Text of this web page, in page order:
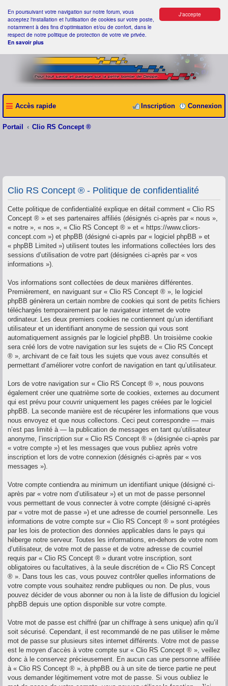
J'accepte
En poursuivant votre navigation sur notre forum, vous
acceptez l'installation et l'utilisation de cookies sur votre poste,
notamment à des fins d'optimisation et/ou de confort, dans le
respect de notre politique de protection de votre vie privée.
En savoir plus
Accès rapide Connexion
Inscription
Portail Clio RS Concept ®
Clio RS Concept ® - Politique de confidentialité
Cette politique de confidentialité explique en détail comment « Clio RS
Concept ® » et ses partenaires affiliés (désignés ci-après par « nous »,
« notre », « nos », « Clio RS Concept ® » et « https://www.cliors-
concept.com ») et phpBB (désigné ci-après par « logiciel phpBB » et
« phpBB Limited ») utilisent toutes les informations collectées lors des
sessions d’utilisation de votre part (désignées ci-après par « vos
informations »).
Vos informations sont collectées de deux manières différentes.
Premièrement, en naviguant sur « Clio RS Concept ® », le logiciel
phpBB génèrera un certain nombre de cookies qui sont de petits fichiers
téléchargés temporairement par le navigateur internet de votre
ordinateur. Les deux premiers cookies ne contiennent qu’un identifiant
utilisateur et un identifiant anonyme de session qui vous sont
automatiquement assignés par le logiciel phpBB. Un troisième cookie
sera créé lors de votre navigation sur les sujets de « Clio RS Concept
® », archivant de ce fait tous les sujets que vous avez consultés et
permettant d’améliorer votre confort de navigation en tant qu’utilisateur.
Lors de votre navigation sur « Clio RS Concept ® », nous pouvons
également créer une quatrième sorte de cookies, externes au document
qui est prévu pour couvrir uniquement les pages créées par le logiciel
phpBB. La seconde manière est de récupérer les informations que vous
nous envoyez et que nous collectons. Ceci peut correspondre — mais
n’est pas limité à — la publication de messages en tant qu’utilisateur
anonyme, l’inscription sur « Clio RS Concept ® » (désignée ci-après par
« votre compte ») et les messages que vous publiez après votre
inscription et lors de votre connexion (désignés ci-après par « vos
messages »).
Votre compte contiendra au minimum un identifiant unique (désigné ci-
après par « votre nom d’utilisateur ») et un mot de passe personnel
vous permettant de vous connecter à votre compte (désigné ci-après
par « votre mot de passe ») et une adresse de courriel personnelle. Les
informations de votre compte sur « Clio RS Concept ® » sont protégées
par les lois de protection des données applicables dans le pays qui
héberge notre serveur. Toutes les informations, en-dehors de votre nom
d’utilisateur, de votre mot de passe et de votre adresse de courriel
requis par « Clio RS Concept ® » durant votre inscription, sont
obligatoires ou facultatives, à la seule discrétion de « Clio RS Concept
® ». Dans tous les cas, vous pouvez contrôler quelles informations de
votre compte vous souhaitez rendre publiques ou non. De plus, vous
pouvez décider de vous abonner ou non à la liste de diffusion du logiciel
phpBB depuis une option disponible sur votre compte.
Votre mot de passe est chiffré (par un chiffrage à sens unique) afin qu’il
soit sécurisé. Cependant, il est recommandé de ne pas utiliser le même
mot de passe sur plusieurs sites internet différents. Votre mot de passe
est le moyen d’accès à votre compte sur « Clio RS Concept ® », veillez
donc à le conservez précieusement. En aucun cas une personne affiliée
à « Clio RS Concept ® », à phpBB ou à un site de tierce partie ne peut
vous demander légitimement votre mot de passe. Si vous oubliez le